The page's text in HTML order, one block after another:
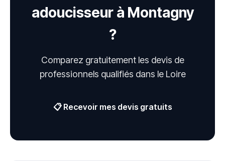
adoucisseur à Montagny
?
Comparez gratuitement les devis de
professionnels qualifiés dans le Loire
📋 Recevoir mes devis gratuits